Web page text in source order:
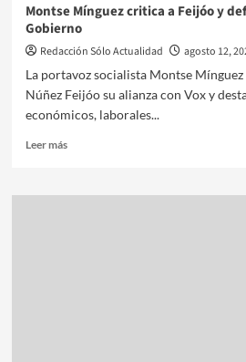
Montse Mínguez critica a Feijóo y
Gobierno
Redacción Sólo Actualidad agosto 12,
La portavoz socialista Montse
Núñez Feijóo su alianza con Vox y
económicos, laborales...
Leer más